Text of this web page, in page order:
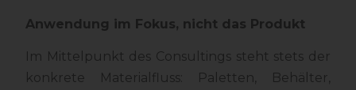
Anwendung im Fokus, nicht das Produkt
Im Mittelpunkt des Consultings steht stets der
konkrete Materialfluss: Paletten, Behälter,